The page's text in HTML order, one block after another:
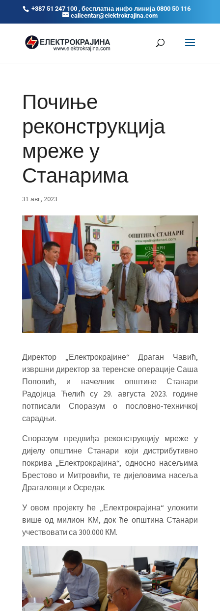
+387 51 247 100 , бесплатна инфо линија 0800 50 116
callcentar@elektrokrajina.com
Почиње
реконструкција
мреже у
Станарима
31 авг, 2023
Директор „Електрокрајине“ Драган Чавић,
извршни директор за теренске операције Саша
Поповић, и начелник општине Станари
Радојица Ћелић су 29. августа 2023. године
потписали Споразум о пословно-техничкој
сарадњи.
Споразум предвиђа реконструкцију мреже у
дијелу општине Станари који дистрибутивно
покрива „Електрокрајина“, односно насељима
Брестово и Митровићи, те дијеловима насеља
Драгаловци и Осредак.
У овом пројекту ће „Електрокрајина“ уложити
више од милион КМ, док ће општина Станари
учествовати са 300.000 КМ.